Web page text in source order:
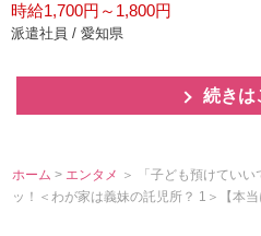
時給1,700円～1,800円
派遣社員 / 愛知県
続きは
ホーム > エンタメ ＞ 「子ども預けてい
ッ！＜わが家は義妹の託児所？ 1＞【本